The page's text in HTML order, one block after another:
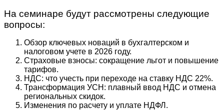
На семинаре будут рассмотрены следующие
вопросы:
Обзор ключевых новаций в бухгалтерском и
налоговом учете в 2026 году.
Страховые взносы: сокращение льгот и повышение
тарифов.
НДС: что учесть при переходе на ставку НДС 22%.
Трансформация УСН: плавный ввод НДС и отмена
региональных скидок.
Изменения по расчету и уплате НДФЛ.